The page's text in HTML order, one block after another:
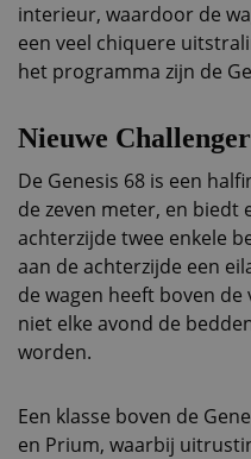
interieur, waardoor de
een veel chiquere
het programma zijn de
Nieuwe
De Genesis 68 is een
de zeven meter, en biedt
achterzijde twee enkele
aan de achterzijde een
de wagen heeft boven
niet elke avond de
worden.
Een klasse boven de
en Prium, waarbij